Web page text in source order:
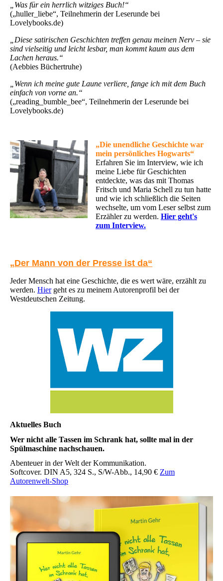
„Was für ein herrlich witziges Buch!“
(„huller_liebe“, Teilnehmerin der Leserunde bei
Lovelybooks.de)
„Diese satirischen Geschichten treffen genau meinen Nerv – sie
sind vielseitig und leicht lesbar, man kommt kaum aus dem
Lachen heraus.“
(Aebbies Büchertruhe)
„Wenn ich meine gute Laune verliere, fange ich mit dem Buch
einfach von vorne an.“
(„reading_bumble_bee“, Teilnehmerin der Leserunde bei
Lovelybooks.de)
„Die unendliche Geschichte war
mein persönliches Hogwarts“
Erfahren Sie im Interview, wie ich
meine Liebe für Geschichten
entdeckte, was das mit Thomas
Fritsch und Maria Schell zu tun hatte
und wie ich schließlich die Seiten
wechselte, um vom Leser selbst zum
Erzähler zu werden. Hier geht's
zum Interview.
„Der Mann von der Presse ist da“
Jeder Mensch hat eine Geschichte, die es wert wäre, erzählt zu
werden. Hiergeht es zu meinem Autorenprofil bei der
Westdeutschen Zeitung.
Aktuelles Buch
Wer nicht alle Tassen im Schrank hat, sollte mal in der
Spülmaschine nachschauen.
Abenteuer in der Welt der Kommunikation.
Softcover. DIN A5, 324 S., S/W-Abb., 14,90 € Zum
Autorenwelt-Shop